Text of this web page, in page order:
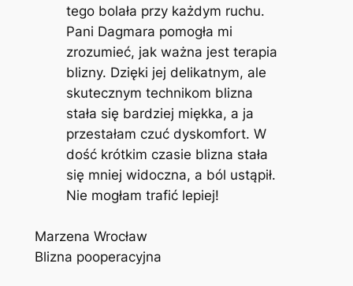
tego bolała przy każdym ruchu.
Pani Dagmara pomogła mi
zrozumieć, jak ważna jest terapia
blizny. Dzięki jej delikatnym, ale
skutecznym technikom blizna
stała się bardziej miękka, a ja
przestałam czuć dyskomfort. W
dość krótkim czasie blizna stała
się mniej widoczna, a ból ustąpił.
Nie mogłam trafić lepiej!
Marzena Wrocław
Blizna pooperacyjna